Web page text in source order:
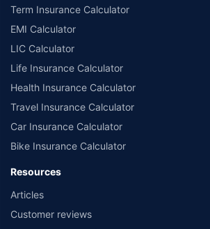
Term Insurance Calculator
EMI Calculator
LIC Calculator
Life Insurance Calculator
Health Insurance Calculator
Travel Insurance Calculator
Car Insurance Calculator
Bike Insurance Calculator
Resources
Articles
Customer reviews